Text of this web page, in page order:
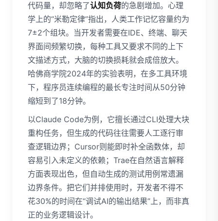
代码量，却忽略了认知负荷的急剧增加。心理
学上的“米勒定律”指出，人类工作记忆容量约为
7±2个组块。当开发者需要在IDE、终端、聊天
界面间频繁切换，每种工具又要求不同的上下
文描述方式，大脑的切换损耗就会成倍放大。
哈佛商学院2024年的实验表明，在多工具环境
下，程序员连续编程的最长专注时间从50分钟
缩短到了18分钟。
以Claude Code为例，它擅长通过CLI处理大块
重构任务，但生成的代码往往需要人工逐行审
查逻辑边界；Cursor则能即时补全函数体，却
容易引入未定义的依赖；Trae在自然语言解释
方面表现出色，但自动生成的测试用例常遗漏
边界条件。把它们并排使用时，开发者不得不
花30%的时间在“调试AI的输出结果”上，而非真
正的业务逻辑设计。